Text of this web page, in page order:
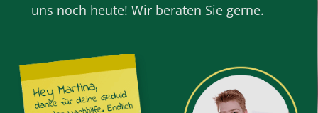
uns noch heute! Wir beraten Sie gerne.